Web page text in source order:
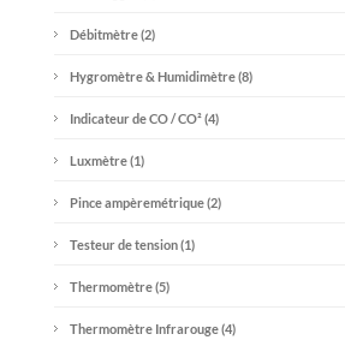
Débitmètre(2)
Hygromètre & Humidimètre(8)
Indicateur de CO / CO²(4)
Luxmètre(1)
Pince ampèremétrique(2)
Testeur de tension(1)
Thermomètre(5)
Thermomètre Infrarouge(4)